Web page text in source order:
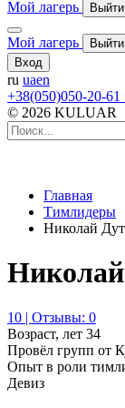
Мой лагерь
Выйти
Мой лагерь
Выйти
Вход
ru uaen
+38(050)050-20-61
© 2026 KULUAR
Главная
Тимлидеры
Николай
10 | Отзывы: 0
Возраст, лет 34
Провёл групп от
Опыт в роли
Девиз